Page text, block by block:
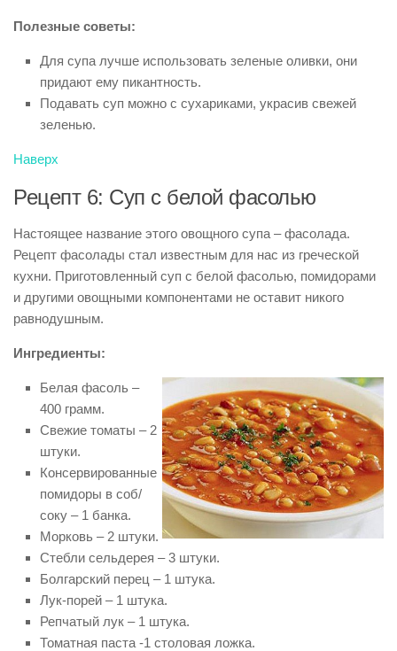
Полезные советы:
Для супа лучше использовать зеленые оливки, они
придают ему пикантность.
Подавать суп можно с сухариками, украсив свежей
зеленью.
Наверх
Рецепт 6: Суп с белой фасолью
Настоящее название этого овощного супа – фасолада.
Рецепт фасолады стал известным для нас из греческой
кухни. Приготовленный суп с белой фасолью, помидорами
и другими овощными компонентами не оставит никого
равнодушным.
Ингредиенты:
Белая фасоль –
400 грамм.
Свежие томаты – 2
штуки.
Консервированные
помидоры в соб/
соку – 1 банка.
Морковь – 2 штуки.
Стебли сельдерея – 3 штуки.
Болгарский перец – 1 штука.
Лук-порей – 1 штука.
Репчатый лук – 1 штука.
Томатная паста -1 столовая ложка.